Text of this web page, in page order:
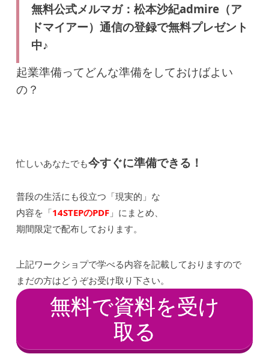
無料公式メルマガ：松本沙紀admire（ア
ドマイアー）通信の登録で無料プレゼント
中♪
起業準備ってどんな準備をしておけばよい
の？
忙しいあなたでも今すぐに準備できる！
普段の生活にも役立つ「現実的」な
内容を「14STEPのPDF」にまとめ、
期間限定で配布しております。
上記ワークショプで学べる内容を記載しておりますので
まだの方はどうぞお受け取り下さい。
無料で資料を受け
取る